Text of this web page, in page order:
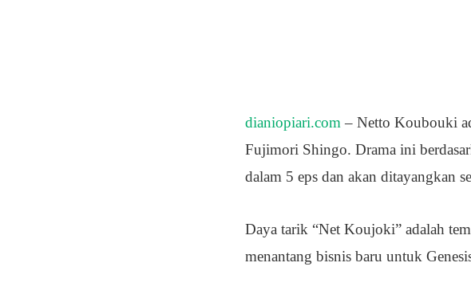
dianiopiari.com – Netto Koubouki
Fujimori Shingo. Drama ini
dalam 5 eps dan akan ditayangkan
Daya tarik “Net Koujoki” adalah
menantang bisnis baru untuk